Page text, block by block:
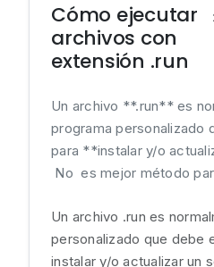
Cómo ejecutar
archivos con
extensión .run
Un archivo **.run** es
programa personalizado
para **instalar y/o
No es mejor método
Un archivo .run es
personalizado que debe
instalar y/o actualizar un